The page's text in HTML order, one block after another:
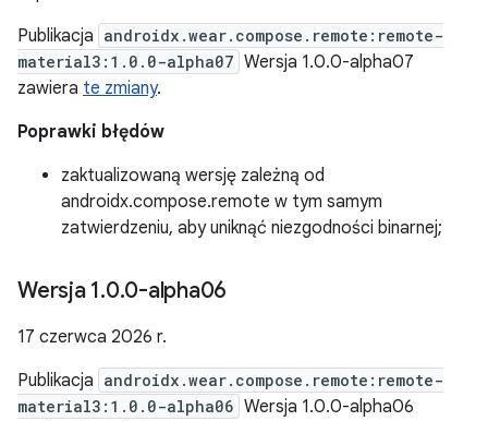
Publikacja androidx.wear.compose.remote:remote-
material3:1.0.0-alpha07 Wersja 1.0.0-alpha07
zawiera te zmiany.
Poprawki błędów
zaktualizowaną wersję zależną od
androidx.compose.remote w tym samym
zatwierdzeniu, aby uniknąć niezgodności binarnej;
Wersja 1.0.0-alpha06
17 czerwca 2026 r.
Publikacja androidx.wear.compose.remote:remote-
material3:1.0.0-alpha06 Wersja 1.0.0-alpha06